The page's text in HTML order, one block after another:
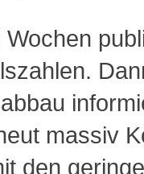
Wochen
massiv
den